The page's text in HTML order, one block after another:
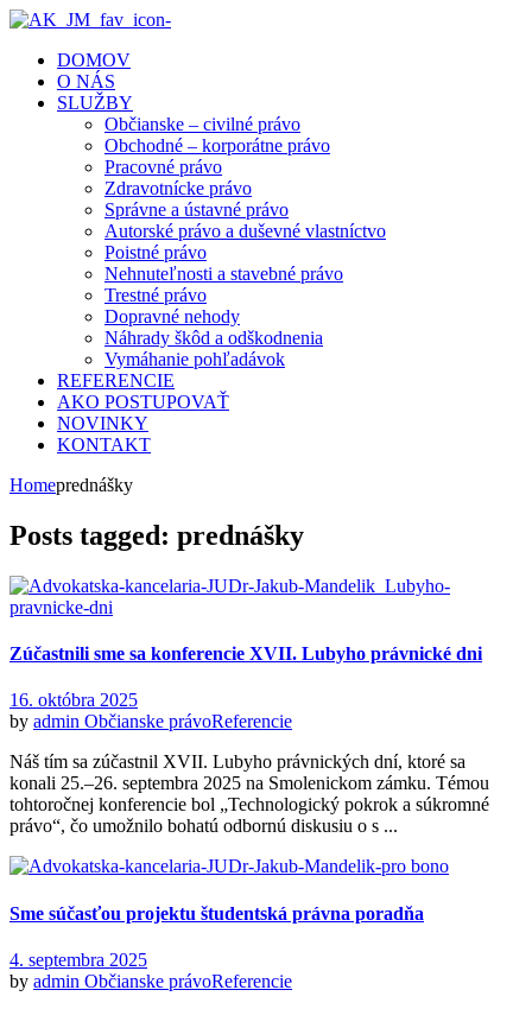
DOMOV
O NÁS
SLUŽBY
Občianske – civilné právo
Obchodné – korporátne právo
Pracovné právo
Zdravotnícke právo
Správne a ústavné právo
Autorské právo a duševné vlastníctvo
Poistné právo
Nehnuteľnosti a stavebné právo
Trestné právo
Dopravné nehody
Náhrady škôd a odškodnenia
Vymáhanie pohľadávok
REFERENCIE
AKO POSTUPOVAŤ
NOVINKY
KONTAKT
Homeprednášky
Posts tagged: prednášky
Zúčastnili sme sa konferencie XVII. Lubyho právnické dni
16. októbra 2025
by admin Občianske právoReferencie
Náš tím sa zúčastnil XVII. Lubyho právnických dní, ktoré sa
konali 25.–26. septembra 2025 na Smolenickom zámku. Témou
tohtoročnej konferencie bol „Technologický pokrok a súkromné
právo“, čo umožnilo bohatú odbornú diskusiu o s ...
Sme súčasťou projektu študentská právna poradňa
4. septembra 2025
by admin Občianske právoReferencie